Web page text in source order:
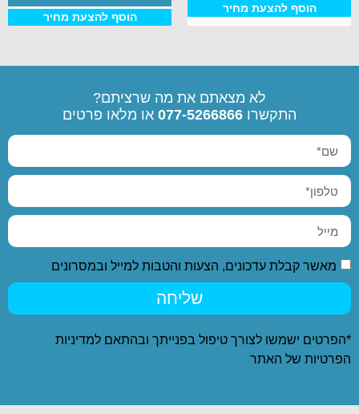
הוסף להצעת מחיר
הוסף להצעת מחיר
לא מצאתם את מה שרציתם?
התקשרו 077-5266866 או מלאו פרטים
מאשר קבלת עדכונים, הצעות והטבות למייל ובמסרונים
שליחה
*הפרטים ישמשו לצורך טיפול בפנייתך ובהתאם למדיניות
הפרטיות של האתר